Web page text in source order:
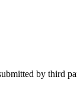
by third